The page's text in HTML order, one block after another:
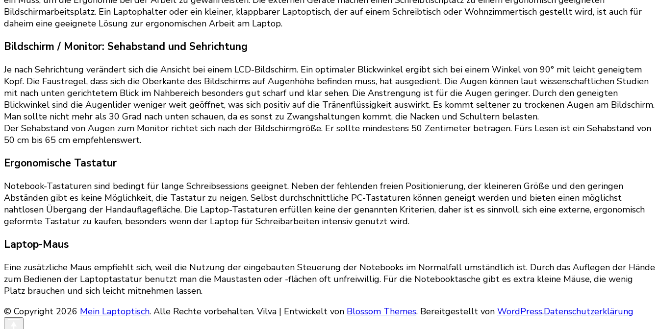
Bildschirmarbeitsplatz. Ein Laptophalter oder ein kleiner, klappbarer Laptoptisch, der auf einem Schreibtisch oder Wohnzimmertisch gestellt wird, ist auch für
daheim eine geeignete Lösung zur ergonomischen Arbeit am Laptop.
Bildschirm / Monitor: Sehabstand und Sehrichtung
Je nach Sehrichtung verändert sich die Ansicht bei einem LCD-Bildschirm. Ein optimaler Blickwinkel ergibt sich bei einem Winkel von 90° mit leicht geneigtem
Kopf. Die Faustregel, dass sich die Oberkante des Bildschirms auf Augenhöhe befinden muss, hat ausgedient. Die Augen können laut wissenschaftlichen Studien
mit nach unten gerichtetem Blick im Nahbereich besonders gut scharf und klar sehen. Die Anstrengung ist für die Augen geringer. Durch den geneigten
Blickwinkel sind die Augenlider weniger weit geöffnet, was sich positiv auf die Tränenflüssigkeit auswirkt. Es kommt seltener zu trockenen Augen am Bildschirm.
Man sollte nicht mehr als 30 Grad nach unten schauen, da es sonst zu Zwangshaltungen kommt, die Nacken und Schultern belasten.
Der Sehabstand von Augen zum Monitor richtet sich nach der Bildschirmgröße. Er sollte mindestens 50 Zentimeter betragen. Fürs Lesen ist ein Sehabstand von
50 cm bis 65 cm empfehlenswert.
Ergonomische Tastatur
Notebook-Tastaturen sind bedingt für lange Schreibsessions geeignet. Neben der fehlenden freien Positionierung, der kleineren Größe und den geringen
Abständen gibt es keine Möglichkeit, die Tastatur zu neigen. Selbst durchschnittliche PC-Tastaturen können geneigt werden und bieten einen möglichst
nahtlosen Übergang der Handauflagefläche. Die Laptop-Tastaturen erfüllen keine der genannten Kriterien, daher ist es sinnvoll, sich eine externe, ergonomisch
geformte Tastatur zu kaufen, besonders wenn der Laptop für Schreibarbeiten intensiv genutzt wird.
Laptop-Maus
Eine zusätzliche Maus empfiehlt sich, weil die Nutzung der eingebauten Steuerung der Notebooks im Normalfall umständlich ist. Durch das Auflegen der Hände
zum Bedienen der Laptoptastatur benutzt man die Maustasten oder -flächen oft unfreiwillig. Für die Notebooktasche gibt es extra kleine Mäuse, die wenig
Platz brauchen und sich leicht mitnehmen lassen.
© Copyright 2026 Mein Laptoptisch. Alle Rechte vorbehalten. Vilva | Entwickelt von Blossom Themes. Bereitgestellt von WordPress.Datenschutzerklärung